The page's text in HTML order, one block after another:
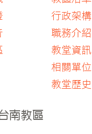
行政架構
職務介紹
教堂資訊
​相關單位
​教堂歷史
南教區